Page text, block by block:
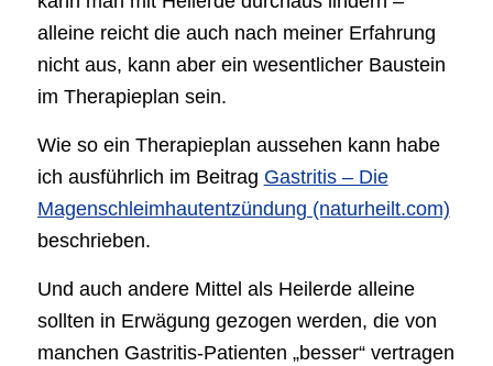
alleine reicht die auch nach meiner Erfahrung
nicht aus, kann aber ein wesentlicher Baustein
im Therapieplan sein.
Wie so ein Therapieplan aussehen kann habe
ich ausführlich im Beitrag Gastritis – Die
Magenschleimhautentzündung (naturheilt.com)
beschrieben.
Und auch andere Mittel als Heilerde alleine
sollten in Erwägung gezogen werden, die von
manchen Gastritis-Patienten „besser“ vertragen